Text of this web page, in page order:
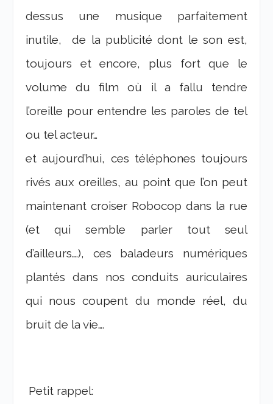
dessus une musique parfaitement
inutile, de la publicité dont le son est,
toujours et encore, plus fort que le
volume du film où il a fallu tendre
l’oreille pour entendre les paroles de tel
ou tel acteur…
et aujourd’hui, ces téléphones toujours
rivés aux oreilles, au point que l’on peut
maintenant croiser Robocop dans la rue
(et qui semble parler tout seul
d’ailleurs….), ces baladeurs numériques
plantés dans nos conduits auriculaires
qui nous coupent du monde réel, du
bruit de la vie….
Petit rappel: